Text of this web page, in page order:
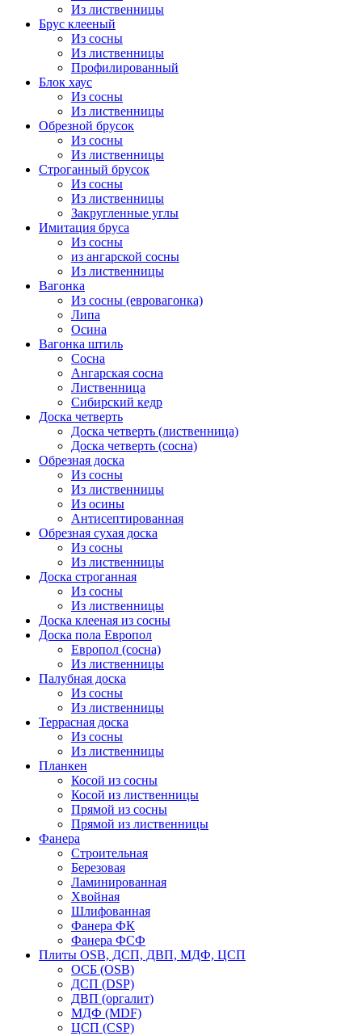
Из лиственницы
Брус клееный
Из сосны
Из лиственницы
Профилированный
Блок хаус
Из сосны
Из лиственницы
Обрезной брусок
Из сосны
Из лиственницы
Строганный брусок
Из сосны
Из лиственницы
Закругленные углы
Имитация бруса
Из сосны
из ангарской сосны
Из лиственницы
Вагонка
Из сосны (евровагонка)
Липа
Осина
Вагонка штиль
Сосна
Ангарская сосна
Лиственница
Сибирский кедр
Доска четверть
Доска четверть (лиственница)
Доска четверть (сосна)
Обрезная доска
Из сосны
Из лиственницы
Из осины
Антисептированная
Обрезная сухая доска
Из сосны
Из лиственницы
Доска строганная
Из сосны
Из лиственницы
Доска клееная из сосны
Доска пола Европол
Европол (сосна)
Из лиственницы
Палубная доска
Из сосны
Из лиственницы
Террасная доска
Из сосны
Из лиственницы
Планкен
Косой из сосны
Косой из лиственницы
Прямой из сосны
Прямой из лиственницы
Фанера
Строительная
Березовая
Ламинированная
Хвойная
Шлифованная
Фанера ФК
Фанера ФСФ
Плиты OSB, ДСП, ДВП, МДФ, ЦСП
ОСБ (OSB)
ДСП (DSP)
ДВП (оргалит)
МДФ (MDF)
ЦСП (CSP)